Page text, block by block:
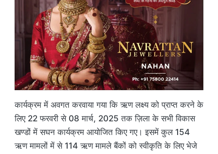
कार्यक्रम में अवगत करवाया गया कि ऋण लक्ष्य को प्राप्त करने के
लिए 22 फरवरी से 08 मार्च, 2025 तक ज़िला के सभी विकास
खण्डों में सघन कार्यक्रम आयोजित किए गए। इसमें कुल 154
ऋण मामलों में से 114 ऋण मामले बैंकों को स्वीकृति के लिए भेजे